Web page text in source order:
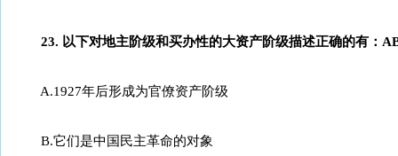
23. 以下对地主阶级和买办性的大资产阶级描述正确的有：
A.1927年后形成为官僚资产阶级
B.它们是中国民主革命的对象